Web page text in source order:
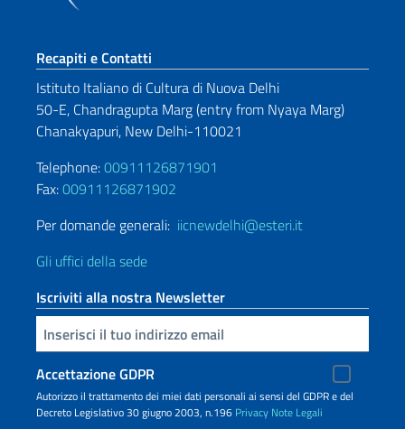
Sezione footer
Recapiti e Contatti
Istituto Italiano di Cultura di Nuova Delhi
50-E, Chandragupta Marg (entry from Nyaya Marg)
Chanakyapuri, New Delhi-110021
Telephone:00911126871901
Fax:00911126871902
Per domande generali: iicnewdelhi@esteri.it
Gli uffici della sede
Iscriviti alla nostra Newsletter
Inserisci la tua email
Accettazione GDPR
Autorizzo il trattamento dei miei dati personali ai sensi del GDPR e del
Decreto Legislativo 30 giugno 2003, n.196 Privacy Note Legali